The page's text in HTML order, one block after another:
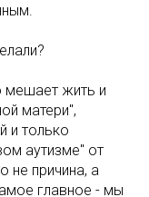
мешает жить и
матери",
и только
аутизме" от
не причина, а
главное - мы